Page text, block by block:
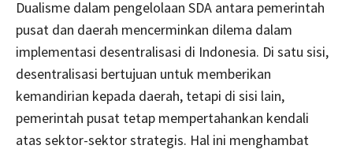
Dualisme dalam pengelolaan SDA antara pemerintah
pusat dan daerah mencerminkan dilema dalam
implementasi desentralisasi di Indonesia. Di satu sisi,
desentralisasi bertujuan untuk memberikan
kemandirian kepada daerah, tetapi di sisi lain,
pemerintah pusat tetap mempertahankan kendali
atas sektor-sektor strategis. Hal ini menghambat